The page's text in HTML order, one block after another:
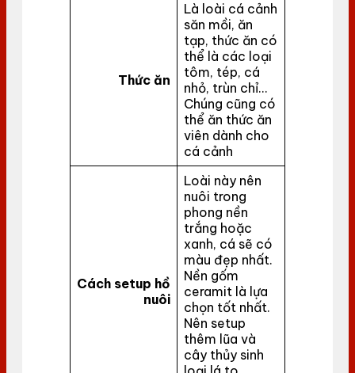
Thức ăn
Là loài cá cảnh
săn mồi, ăn
tạp, thức ăn có
thể là các loại
tôm, tép, cá
nhỏ, trùn chỉ…
Chúng cũng có
thể ăn thức ăn
viên dành cho
cá cảnh
Cách setup hồ
nuôi
Loài này nên
nuôi trong
phong nền
trắng hoặc
xanh, cá sẽ có
màu đẹp nhất.
Nền gốm
ceramit là lựa
chọn tốt nhất.
Nên setup
thêm lũa và
cây thủy sinh